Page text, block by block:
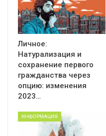
Личное:
Натурализация и
сохранение первого
гражданства через
опцию: изменения
2023…
ИНФОРМАЦИЯ